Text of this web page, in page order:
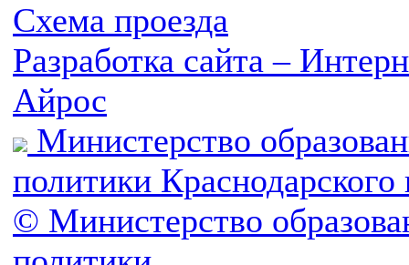
Схема проезда
Разработка сайта –
Айрос
Министерство
политики Краснодарского
© Министерство